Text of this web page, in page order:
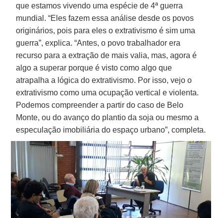
que estamos vivendo uma espécie de 4ª guerra
mundial. “Eles fazem essa análise desde os povos
originários, pois para eles o extrativismo é sim uma
guerra”, explica. “Antes, o povo trabalhador era
recurso para a extração de mais valia, mas, agora é
algo a superar porque é visto como algo que
atrapalha a lógica do extrativismo. Por isso, vejo o
extrativismo como uma ocupação vertical e violenta.
Podemos compreender a partir do caso de Belo
Monte, ou do avanço do plantio da soja ou mesmo a
especulação imobiliária do espaço urbano”, completa.